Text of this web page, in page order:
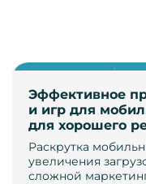
Эффективное
и игр для
для хорошего
Раскрутка
увеличения
сложной